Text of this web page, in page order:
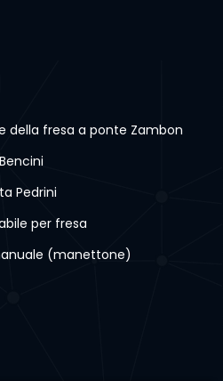
della fresa a ponte Zambon
Pedrini
per fresa
(manettone)